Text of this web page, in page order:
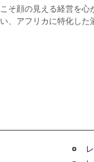
顔の見える経営を心
、アフリカに特化した